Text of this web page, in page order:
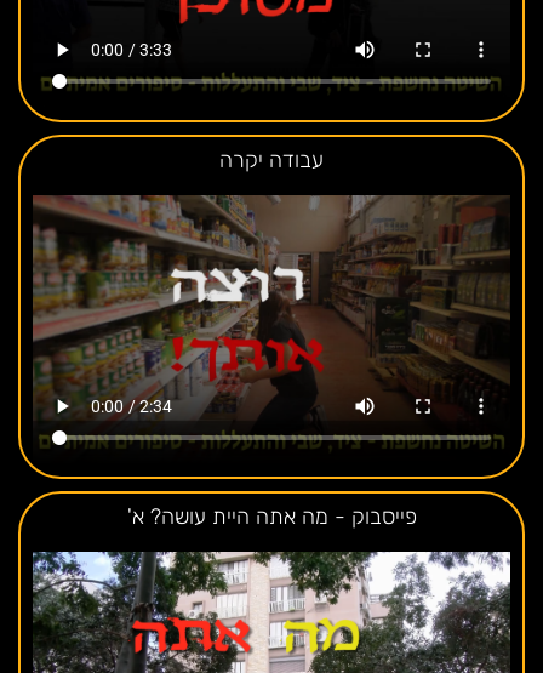
עבודה יקרה
פייסבוק - מה אתה היית עושה? א'